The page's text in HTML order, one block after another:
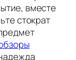
вместе
стократ